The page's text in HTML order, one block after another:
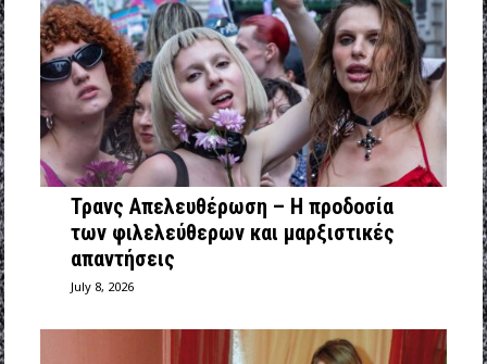
Τρανς Απελευθέρωση – Η προδοσία
των φιλελεύθερων και μαρξιστικές
απαντήσεις
July 8, 2026